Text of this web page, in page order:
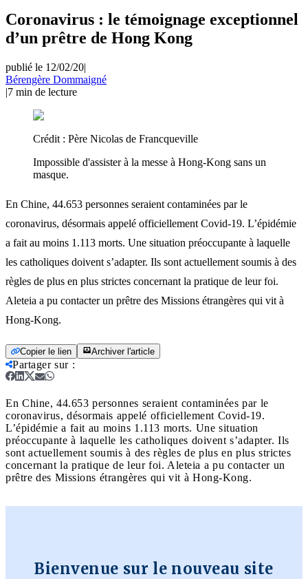
Coronavirus : le témoignage exceptionnel
d’un prêtre de Hong Kong
publié le 12/02/20|
Bérengère Dommaigné
|7 min de lecture
Crédit : Père Nicolas de Francqueville
Impossible d'assister à la messe à Hong-Kong sans un
masque.
En Chine, 44.653 personnes seraient contaminées par le
coronavirus, désormais appelé officiellement Covid-19. L’épidémie
a fait au moins 1.113 morts. Une situation préoccupante à laquelle
les catholiques doivent s’adapter. Ils sont actuellement soumis à des
règles de plus en plus strictes concernant la pratique de leur foi.
Aleteia a pu contacter un prêtre des Missions étrangères qui vit à
Hong-Kong.
Copier le lien Archiver l'article
Partager sur:
En Chine, 44.653 personnes seraient contaminées par le
coronavirus, désormais appelé officiellement Covid-19.
L’épidémie a fait au moins 1.113 morts. Une situation
préoccupante à laquelle les catholiques doivent s’adapter. Ils
sont actuellement soumis à des règles de plus en plus strictes
concernant la pratique de leur foi. Aleteia a pu contacter un
prêtre des Missions étrangères qui vit à Hong-Kong.
Bienvenue sur le nouveau site